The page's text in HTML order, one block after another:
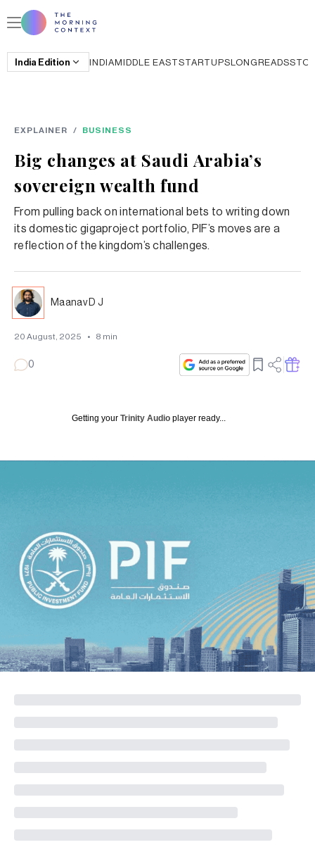
India Edition INDIAMIDDLE EASTSTARTUPSLONGREADS
EXPLAINER / BUSINESS
Big changes at Saudi Arabia’s
sovereign wealth fund
From pulling back on international bets to writing down
its domestic gigaproject portfolio, PIF’s moves are a
reflection of the kingdom’s challenges.
Maanav D J
20 August, 2025 • 8 min
0
Getting your Trinity Audio player ready...